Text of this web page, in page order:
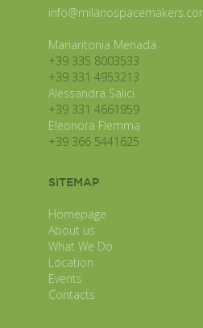
Mariantonia Menada
+39 335 8003533
+39 331 4953213
Alessandra Salici
+39 331 4661959
Eleonora Flemma
+39 366 5441625
SITEMAP
Homepage
About us
What We Do
Location
Events
Contacts